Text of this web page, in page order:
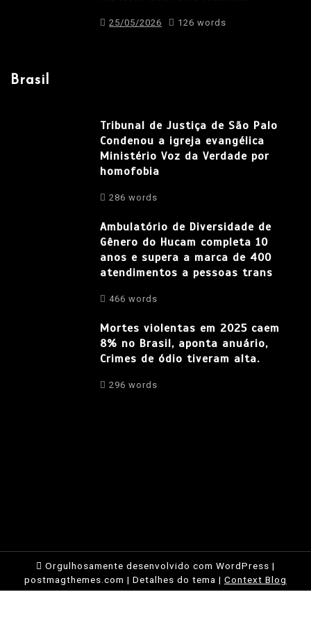
25/05/2026 126 words
Brasil
Tribunal de Justiça de São Palo
Condenou a igreja evangélica
Ministério Voz da Verdade por
homofobia
286 words
Ambulatório de Diversidade de
Gênero do Hucam completa 10
anos e supera a marca de 400
atendimentos a pessoas trans
466 words
Mortes violentas em 2025 caem
8% no Brasil, aponta anuário,
Crimes de ódio tiveram alta.
296 words
Orgulhosamente desenvolvido com WordPress |
postmagthemes.com | Detalhes do tema | Context Blog